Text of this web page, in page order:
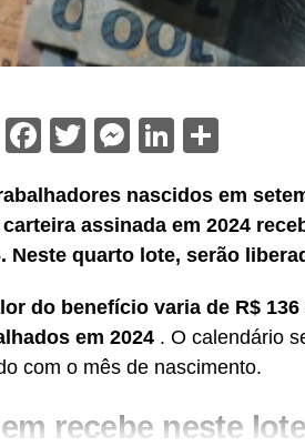
WhatsApp
Facebook
Twitter
Messenger
LinkedIn
nascidos em
assinada em 2024
Neste quarto lote, serão
do benefício varia de R$
em 2024 . O calendário
com o mês de nascimento.
recebe neste lote